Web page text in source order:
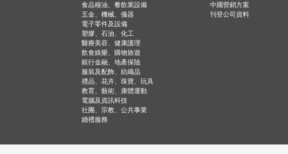
食品糧油、餐飲業設備
五金、機械、儀器
電子零件及設備
塑膠、石油、化工
醫療美容、健康護理
飲食娛樂、購物旅遊
銀行金融、地產保險
服裝及配飾、紡織品
禮品、花卉、珠寶、玩具
教育、藝術、康體運動
電腦及資訊科技
社團、宗教、公共事業
婚禮服務
中國營銷方案
刊登公司資料